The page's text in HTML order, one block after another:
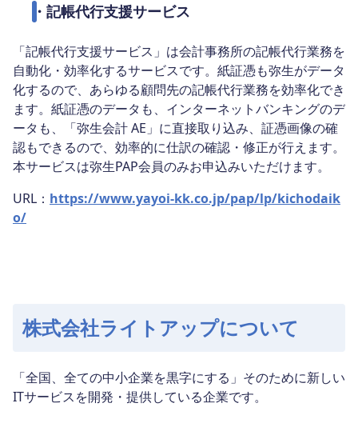
・ 記帳代行支援サービス
「記帳代行支援サービス」は会計事務所の記帳代行業務を
自動化・効率化するサービスです。紙証憑も弥生がデータ
化するので、あらゆる顧問先の記帳代行業務を効率化でき
ます。紙証憑のデータも、インターネットバンキングのデ
ータも、「弥生会計 AE」に直接取り込み、証憑画像の確
認もできるので、効率的に仕訳の確認・修正が行えます。
本サービスは弥生PAP会員のみお申込みいただけます。
URL： https://www.yayoi-kk.co.jp/pap/lp/kichodaik
o/
株式会社ライトアップについて
「全国、全ての中小企業を黒字にする」そのために新しい
ITサービスを開発・提供している企業です。